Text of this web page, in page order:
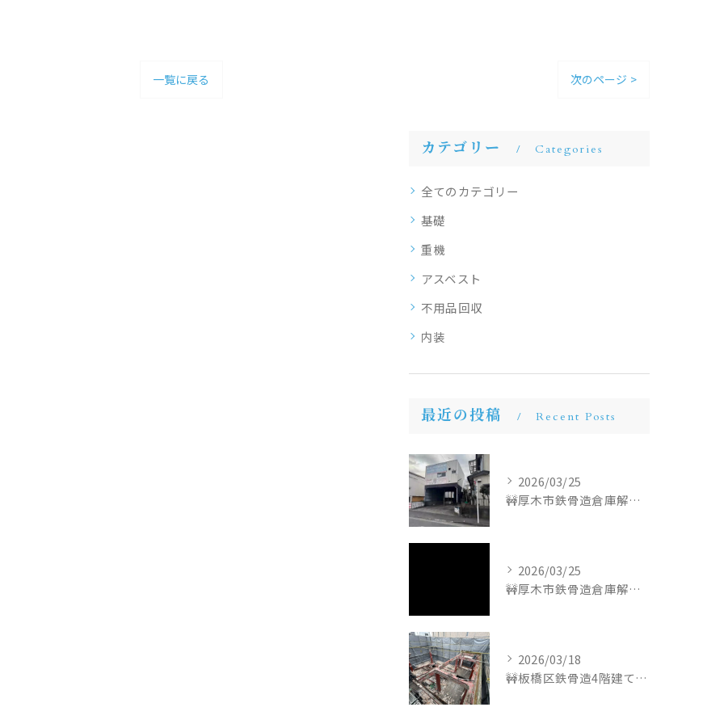
一覧に戻る 次のページ >
カテゴリー Categories
全てのカテゴリー
基礎
重機
アスベスト
不用品回収
内装
最近の投稿 Recent Posts
2026/03/25
🚧厚木市鉄骨造倉庫解体工事🚧
2026/03/25
🚧厚木市鉄骨造倉庫解体工事🚧
2026/03/18
🚧板橋区鉄骨造4階建て解体工事🚧